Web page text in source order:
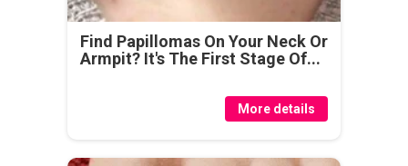
Find Papillomas On Your Neck Or
Armpit? It's The First Stage Of...
More details